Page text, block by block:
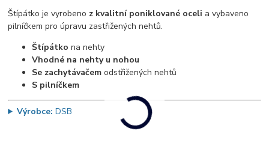
Štípátko je vyrobeno z kvalitní poniklované oceli a vybaveno
pilníčkem pro úpravu zastřižených nehtů.
Štípátko na nehty
Vhodné na nehty u nohou
Se zachytávačem odstřižených nehtů
S pilníčkem
Výrobce: DSB